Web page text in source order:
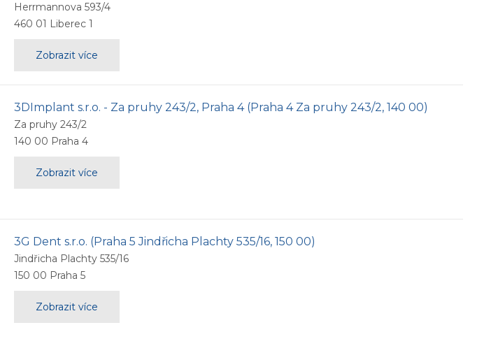
Herrmannova 593/4
460 01 Liberec 1
Zobrazit více
3DImplant s.r.o. - Za pruhy 243/2, Praha 4 (Praha 4 Za pruhy 243/2, 140 00)
Za pruhy 243/2
140 00 Praha 4
Zobrazit více
3G Dent s.r.o. (Praha 5 Jindřicha Plachty 535/16, 150 00)
Jindřicha Plachty 535/16
150 00 Praha 5
Zobrazit více